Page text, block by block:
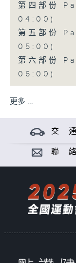
第四部份
04:00)
第五部份
05:00)
第六部份
06:00)
更多 ...
交 通
聯 絡